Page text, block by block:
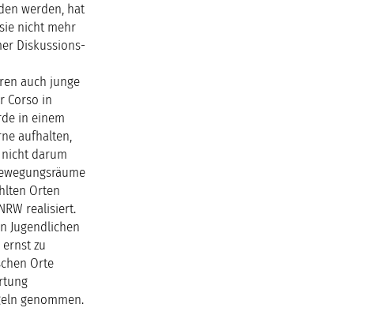
werden, hat
nicht mehr
Diskussions-
auch junge
Corso in
in einem
aufhalten,
darum
Orten
realisiert.
Jugendlichen
zu
Orte
genommen.